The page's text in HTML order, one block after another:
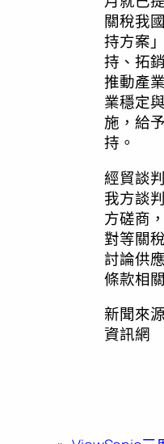
關稅我
持方案
持、拓
推動產
業穩定
施，給
持。
經貿談
我方談
方磋商
對等關
討論供
條款相
新聞來
資訊網